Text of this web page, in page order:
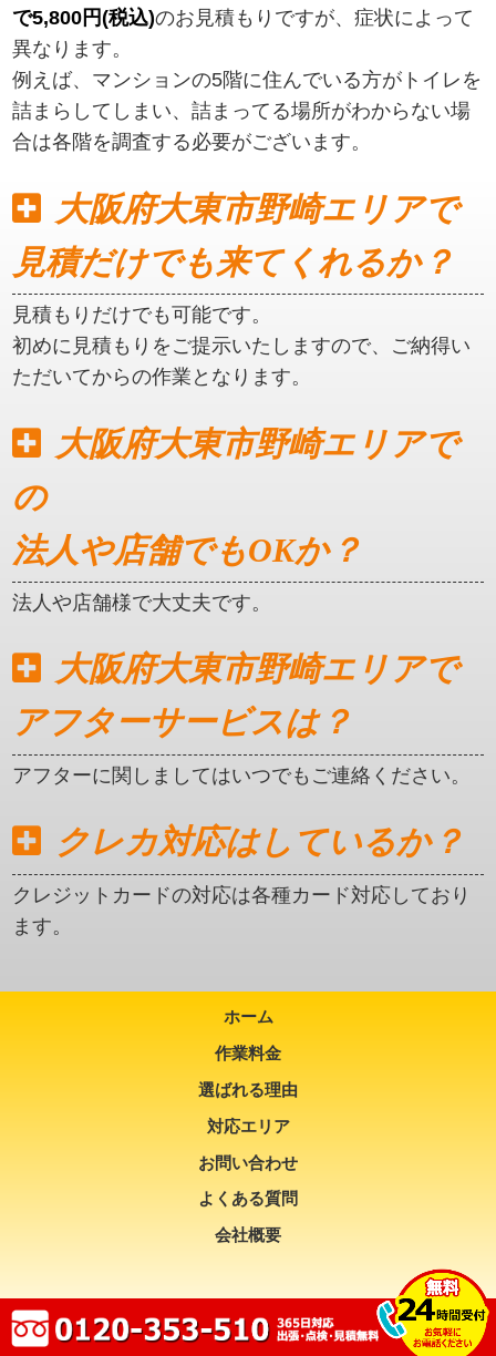
で5,800円(税込)のお見積もりですが、症状によって
異なります。
例えば、マンションの5階に住んでいる方がトイレを
詰まらしてしまい、詰まってる場所がわからない場
合は各階を調査する必要がございます。
大阪府大東市野崎エリアで
見積だけでも来てくれるか？
見積もりだけでも可能です。
初めに見積もりをご提示いたしますので、ご納得い
ただいてからの作業となります。
大阪府大東市野崎エリアで
の
法人や店舗でもOKか？
法人や店舗様で大丈夫です。
大阪府大東市野崎エリアで
アフターサービスは？
アフターに関しましてはいつでもご連絡ください。
クレカ対応はしているか？
クレジットカードの対応は各種カード対応しており
ます。
ホーム
作業料金
選ばれる理由
対応エリア
お問い合わせ
よくある質問
会社概要